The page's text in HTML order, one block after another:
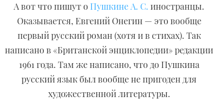
А вот что пишут о Пушкине А. С. иностранцы.
Оказывается, Евгений Онегин — это вообще
первый русский роман (хотя и в стихах). Так
написано в «Британской энциклопедии» редакции
1961 года. Там же написано, что до Пушкина
русский язык был вообще не пригоден для
художественной литературы.